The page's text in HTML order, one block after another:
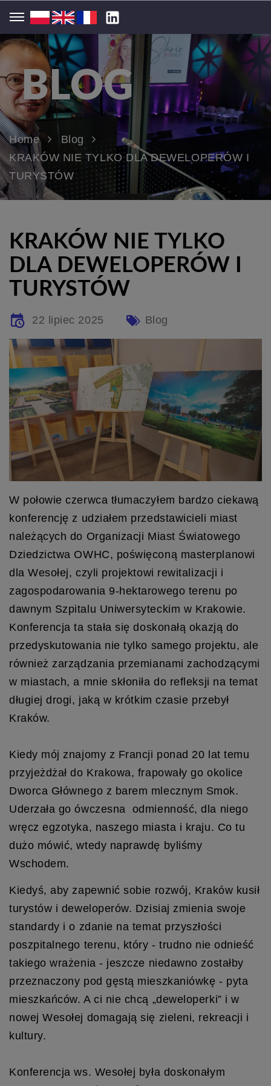
BLOG
Home
Blog
KRAKÓW NIE TYLKO DLA DEWELOPERÓW I
TURYSTÓW
KRAKÓW NIE TYLKO
DLA DEWELOPERÓW I
TURYSTÓW
22 lipiec 2025 Blog
W połowie czerwca tłumaczyłem bardzo ciekawą
konferencję z udziałem przedstawicieli miast
należących do Organizacji Miast Światowego
Dziedzictwa OWHC, poświęconą masterplanowi
dla Wesołej, czyli projektowi rewitalizacji i
zagospodarowania 9-hektarowego terenu po
dawnym Szpitalu Uniwersyteckim w Krakowie.
Konferencja ta stała się doskonałą okazją do
przedyskutowania nie tylko samego projektu, ale
również zarządzania przemianami zachodzącymi
w miastach, a mnie skłoniła do refleksji na temat
długiej drogi, jaką w krótkim czasie przebył
Kraków.
Kiedy mój znajomy z Francji ponad 20 lat temu
przyjeżdżał do Krakowa, frapowały go okolice
Dworca Głównego z barem mlecznym Smok.
Uderzała go ówczesna odmienność, dla niego
wręcz egzotyka, naszego miasta i kraju. Co tu
dużo mówić, wtedy naprawdę byliśmy
Wschodem.
Kiedyś, aby zapewnić sobie rozwój, Kraków kusił
turystów i deweloperów. Dzisiaj zmienia swoje
standardy i o zdanie na temat przyszłości
poszpitalnego terenu, który - trudno nie odnieść
takiego wrażenia - jeszcze niedawno zostałby
przeznaczony pod gęstą mieszkaniówkę - pyta
mieszkańców. A ci nie chcą „deweloperki” i w
nowej Wesołej domagają się zieleni, rekreacji i
kultury.
Konferencja ws. Wesołej była doskonałym